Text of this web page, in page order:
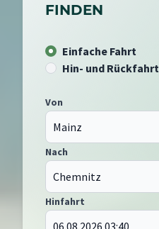
FINDEN
Einfache Fahrt
Hin- und Rückfahrt
Von
Nach
Hinfahrt